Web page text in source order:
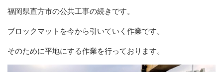
福岡県直方市の公共工事の続きです。
ブロックマットを今から引いていく作業です。
そのために平地にする作業を行っております。